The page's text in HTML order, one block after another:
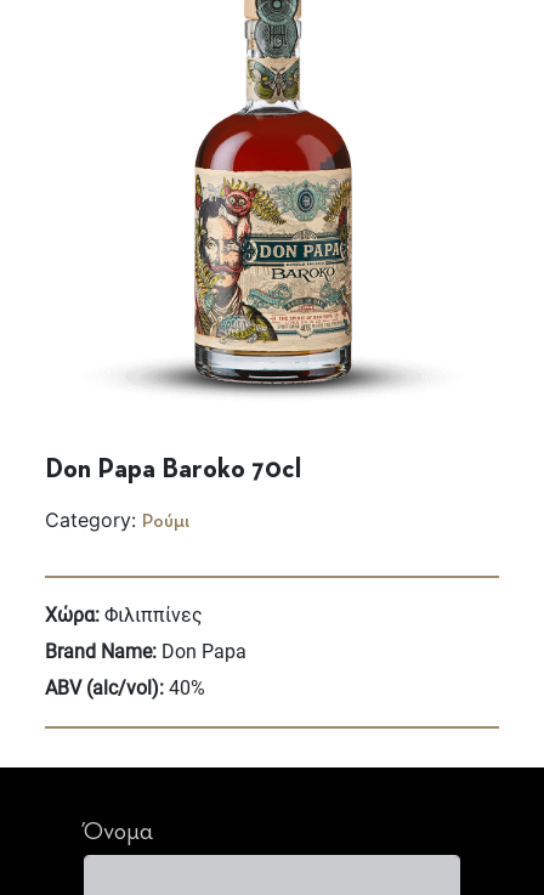
Don Papa Baroko 70cl
Category: Ρούμι
Χώρα:Φιλιππίνες
Brand Name: Don Papa
ABV (alc/vol):40%
Όνομα